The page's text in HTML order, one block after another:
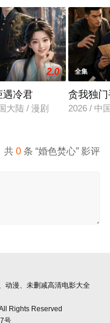
2.0
遇冷君
大陆 / 漫剧
全集
贪我独
2026 / 中
共0 条 “婚色焚心” 影评
动漫、未删减高清电影大全
Rights Reserved
号